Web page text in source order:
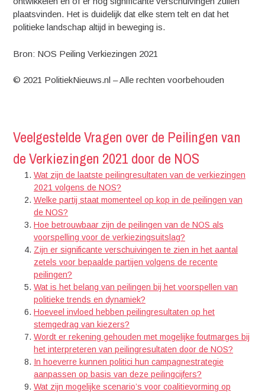
plaatsvinden. Het is duidelijk dat elke stem telt en dat het
politieke landschap altijd in beweging is.
Bron: NOS Peiling Verkiezingen 2021
© 2021 PolitiekNieuws.nl – Alle rechten voorbehouden
Veelgestelde Vragen over de Peilingen van
de Verkiezingen 2021 door de NOS
Wat zijn de laatste peilingresultaten van de verkiezingen
2021 volgens de NOS?
Welke partij staat momenteel op kop in de peilingen van
de NOS?
Hoe betrouwbaar zijn de peilingen van de NOS als
voorspelling voor de verkiezingsuitslag?
Zijn er significante verschuivingen te zien in het aantal
zetels voor bepaalde partijen volgens de recente
peilingen?
Wat is het belang van peilingen bij het voorspellen van
politieke trends en dynamiek?
Hoeveel invloed hebben peilingresultaten op het
stemgedrag van kiezers?
Wordt er rekening gehouden met mogelijke foutmarges bij
het interpreteren van peilingresultaten door de NOS?
In hoeverre kunnen politici hun campagnestrategie
aanpassen op basis van deze peilingcijfers?
Wat zijn mogelijke scenario’s voor coalitievorming op